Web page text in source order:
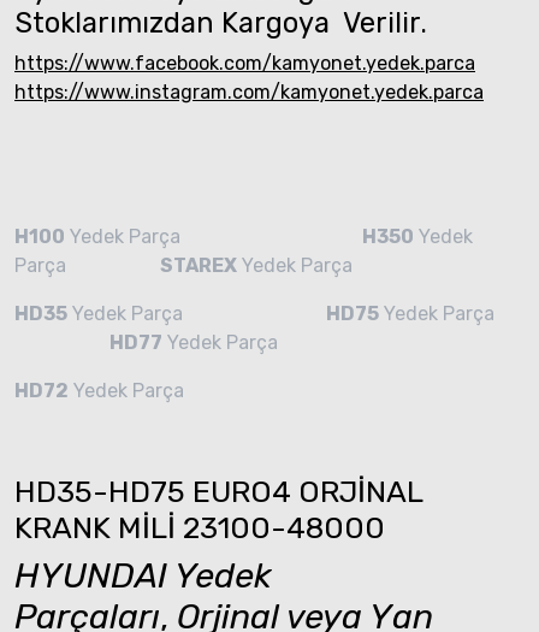
Stoklarımızdan Kargoya Verilir.
https://www.facebook.com/kamyonet.yedek.parca
https://www.instagram.com/kamyonet.yedek.parca
H100 Yedek Parça H350 Yedek
Parça STAREX Yedek Parça
HD35 Yedek Parça HD75 Yedek Parça
HD77 Yedek Parça
HD72 Yedek Parça
HD35-HD75 EURO4 ORJİNAL
KRANK MİLİ 23100-48000
HYUNDAI Yedek
Parçaları, Orjinal veya Yan